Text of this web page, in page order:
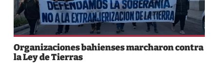
Organizaciones bahienses marcharon contra
la Ley de Tierras